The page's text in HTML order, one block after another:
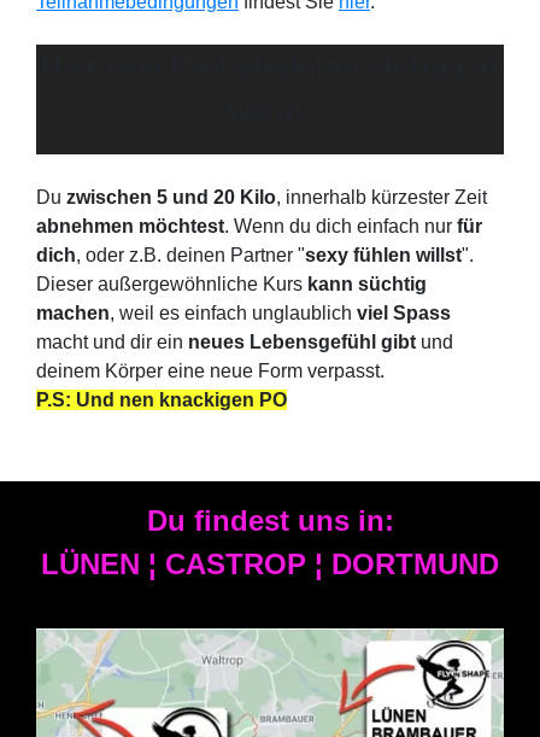
Du zwischen 5 und 20 Kilo, innerhalb kürzester Zeit
abnehmen möchtest. Wenn du dich einfach nur für
dich, oder z.B. deinen Partner "sexy fühlen willst".
Dieser außergewöhnliche Kurs kann süchtig
machen, weil es einfach unglaublich viel Spass
macht und dir ein neues Lebensgefühl gibt und
deinem Körper eine neue Form verpasst.
P.S: Und nen knackigen PO
Du findest uns in:
LÜNEN ¦ CASTROP ¦ DORTMUND
LÜNEN ¦ CASTROP ¦ DORTMUND